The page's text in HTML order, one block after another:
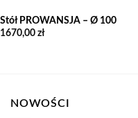
Stół PROWANSJA – Ø 100
1670,00 zł
NOWOŚCI